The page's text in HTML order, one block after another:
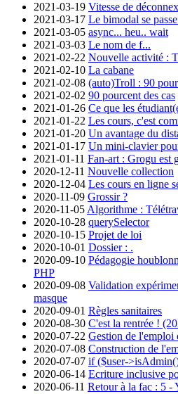
2021-03-19 Vitesse de
2021-03-17 Le bimodal se
2021-03-05 async... heu.. wait
2021-03-03 Le nom de f...
2021-02-22 Nouvelle activité :
2021-02-10 La cabane
2021-02-08 (auto)Troll : 90
2021-02-02 90 pourcent des cas
2021-01-26 Ce que les
2021-01-22 Les cours, c'est
2021-01-20 Un avantage du
2021-01-17 Un mini-clavier
2021-01-11 Fan-art : Grogu est
2020-12-11 Nouvelle collection
2020-12-04 Les cours en ligne
2020-11-09 Grossir ?
2020-11-05 Algorithme :
2020-10-28 querySelector
2020-10-15 Projet de loi
2020-10-01 Dossier : .
2020-09-10 Pédagogie
PHP
2020-09-08 Validation
masque
2020-09-01 Règles sanitaires
2020-08-30 C'est la rentrée !
2020-07-22 Gestion de l'emploi
2020-07-08 Construction de
2020-07-07 if ($user-
2020-06-14 Ecriture inclusive
2020-06-11 Retour à la fac : 5 -